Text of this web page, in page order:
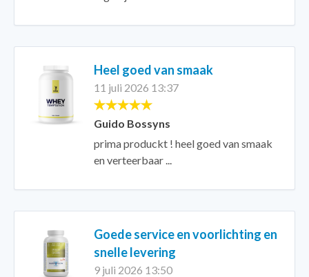
Heel goed van smaak
11 juli 2026 13:37
Guido Bossyns
prima produckt ! heel goed van smaak
en verteerbaar ...
Goede service en voorlichting en
snelle levering
9 juli 2026 13:50